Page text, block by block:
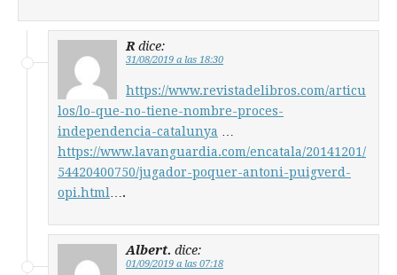
R dice:
31/08/2019 a las 18:30
https://www.revistadelibros.com/articu
los/lo-que-no-tiene-nombre-proces-
independencia-catalunya
https://www.lavanguardia.com/encatala/20141201/
54420400750/jugador-poquer-antoni-puigverd-
opi.html
….
Albert. dice:
01/09/2019 a las 07:18